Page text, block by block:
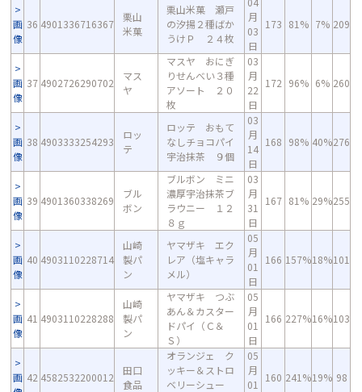
画
像
36 4901336716367
栗山
米菓
栗山米菓 瀬戸
の汐揚２種ばか
うけＰ ２４枚
月
03
日
173 81% 7% 209
画
像
37 4902726290702
マス
ヤ
マスヤ おにぎ
りせんべい３種
アソート ２０
枚
03
月
22
日
172 96% 6% 260
画
像
38 4903333254293
ロッ
テ
ロッテ おもて
なしチョコパイ
宇治抹茶 ９個
03
月
14
日
168 98% 40%276
画
像
39 4901360338269
ブル
ボン
ブルボン ミニ
濃厚宇治抹茶ブ
ラウニー １２
８ｇ
03
月
31
日
167 81% 29%255
画
像
40 4903110228714
山崎
製パ
ン
ヤマザキ エク
レア（塩キャラ
メル）
05
月
01
日
166 157%18%101
画
像
41 4903110228288
山崎
製パ
ン
ヤマザキ つぶ
あん＆カスター
ドパイ（Ｃ＆
Ｓ）
05
月
01
日
166 227%16%103
画 42 4582532200012
田口
食品
オランジェ ク
ッキー＆ストロ
ベリーシュー
05
月
01
160 241%19% 98